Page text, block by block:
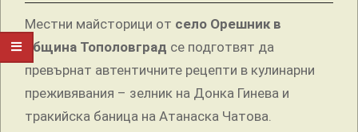
Местни майсторици от село Орешник в
община Тополовград се подготвят да
превърнат автентичните рецепти в кулинарни
преживявания – зелник на Донка Гинева и
тракийска баница на Атанаска Чатова.